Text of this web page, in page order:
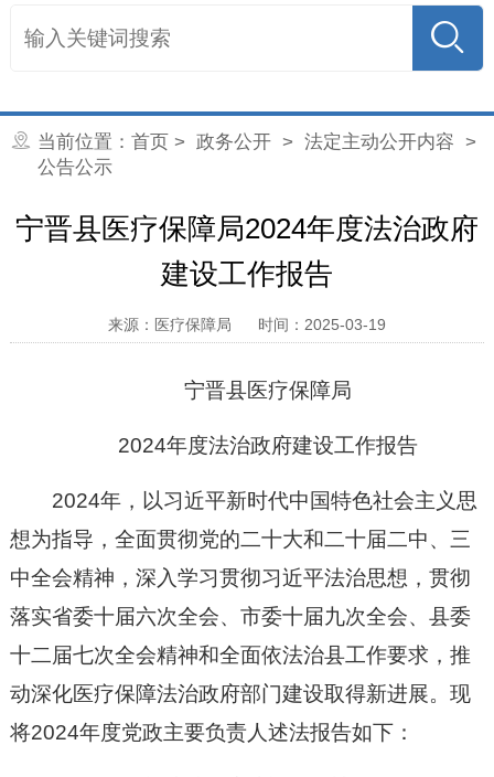
当前位置： 首页 > 政务公开> 法定主动公开内容 >
公告公示
宁晋县医疗保障局2024年度法治政府
建设工作报告
来源：医疗保障局 时间：2025-03-19
宁晋县医疗保障局
2024年度法治政府建设工作报告
2024年，以习近平新时代中国特色社会主义思
想为指导，全面贯彻党的二十大和二十届二中、三
中全会精神，深入学习贯彻习近平法治思想，贯彻
落实省委十届六次全会、市委十届九次全会、县委
十二届七次全会精神和全面依法治县工作要求，推
动深化医疗保障法治政府部门建设取得新进展。现
将2024年度党政主要负责人述法报告如下：